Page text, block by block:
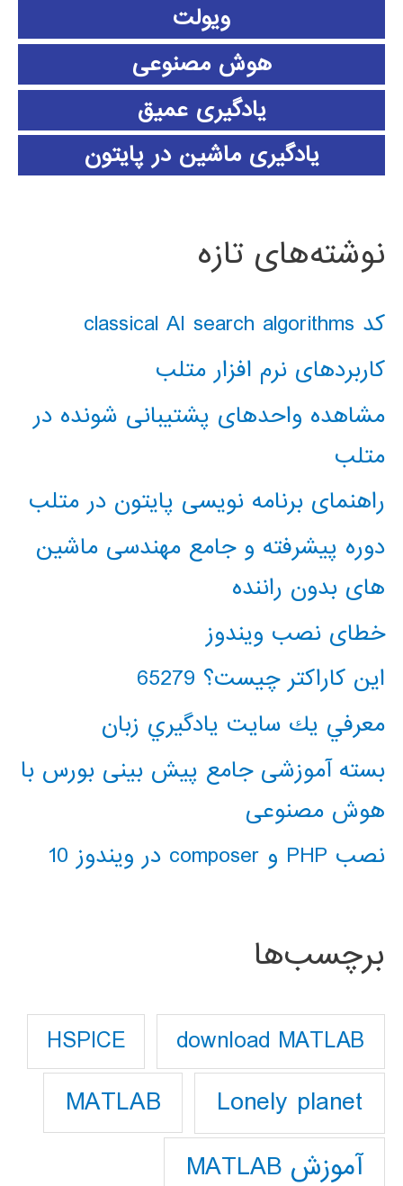
ویولت
هوش مصنوعی
یادگیری عمیق
یادگیری ماشین در پایتون
نوشته‌های تازه
کد classical AI search algorithms
کاربردهای نرم افزار متلب
مشاهده واحدهای پشتیبانی شونده در
متلب
راهنمای برنامه نویسی پایتون در متلب
دوره پیشرفته و جامع مهندسی ماشین
های بدون راننده
خطای نصب ویندوز
این کاراکتر چیست؟ 65279
معرفي يك سايت يادگيري زبان
بسته آموزشی جامع پیش بینی بورس با
هوش مصنوعی
نصب PHP و composer در ویندوز 10
برچسب‌ها
download MATLAB
HSPICE
Lonely planet
MATLAB
آموزش MATLAB